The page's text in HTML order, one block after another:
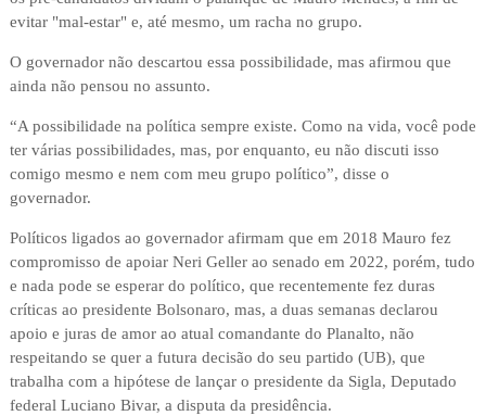
evitar "mal-estar" e, até mesmo, um racha no grupo.
O governador não descartou essa possibilidade, mas afirmou que
ainda não pensou no assunto.
“A possibilidade na política sempre existe. Como na vida, você pode
ter várias possibilidades, mas, por enquanto, eu não discuti isso
comigo mesmo e nem com meu grupo político”, disse o
governador.
Políticos ligados ao governador afirmam que em 2018 Mauro fez
compromisso de apoiar Neri Geller ao senado em 2022, porém, tudo
e nada pode se esperar do político, que recentemente fez duras
críticas ao presidente Bolsonaro, mas, a duas semanas declarou
apoio e juras de amor ao atual comandante do Planalto, não
respeitando se quer a futura decisão do seu partido (UB), que
trabalha com a hipótese de lançar o presidente da Sigla, Deputado
federal Luciano Bivar, a disputa da presidência.